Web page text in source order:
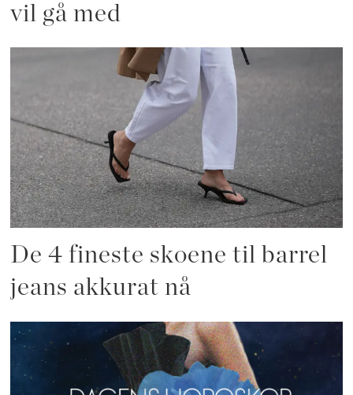
vil gå med
De 4 fineste skoene til barrel
jeans akkurat nå